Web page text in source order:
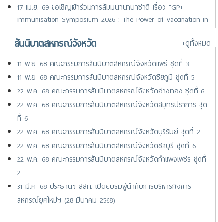
17 เม.ย. 69 ขอเชิญเข้าร่วมการสัมมนานานาชาติ เรื่อง “GP+
Immunisation Symposium 2026 : The Power of Vaccination in
Primary Care” จัดโดย GP+ Co-operative ประเทศสิงค
25 มี.ค. 69 ขอเชิญเสนอชื่อเกษตรกรสตรีเข้าร่วมการประชุมระดับ
ภูมิภาคเอเชีย-แปซิฟิก
02 ก.พ. 69 วันสหกรณ์แห่งชาติ ประจำปี 2569
สันนิบาตสหกรณ์จังหวัด
+ดูทั้งหมด
11 พ.ย. 68 คณะกรรมการสันนิบาตสหกรณ์จังหวัดแพร่ ชุดที่ 3
11 พ.ย. 68 คณะกรรมการสันนิบาตสหกรณ์จังหวัดชัยภูมิ ชุดที่ 5
22 พ.ค. 68 คณะกรรมการสันนิบาตสหกรณ์จังหวัดอ่างทอง ชุดที่ 6
22 พ.ค. 68 คณะกรรมการสันนิบาตสหกรณ์จังหวัดสมุทรปราการ ชุด
ที่ 6
22 พ.ค. 68 คณะกรรมการสันนิบาตสหกรณ์จังหวัดบุรีรัมย์ ชุดที่ 2
22 พ.ค. 68 คณะกรรมการสันนิบาตสหกรณ์จังหวัดชลบุรี ชุดที่ 6
22 พ.ค. 68 คณะกรรมการสันนิบาตสหกรณ์จังหวัดกำแพงเพชร ชุดที่
2
31 มี.ค. 68 ประธานฯ สสท. เปิดอบรมผู้นำกับการบริหารกิจการ
สหกรณ์ยุคใหม่ฯ (28 มีนาคม 2568)